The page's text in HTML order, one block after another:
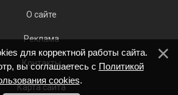
О сайте
Реклама
Контакты
Карта сайта
для корректной работы сайта.
вы соглашаетесь с Политикой
cookies.